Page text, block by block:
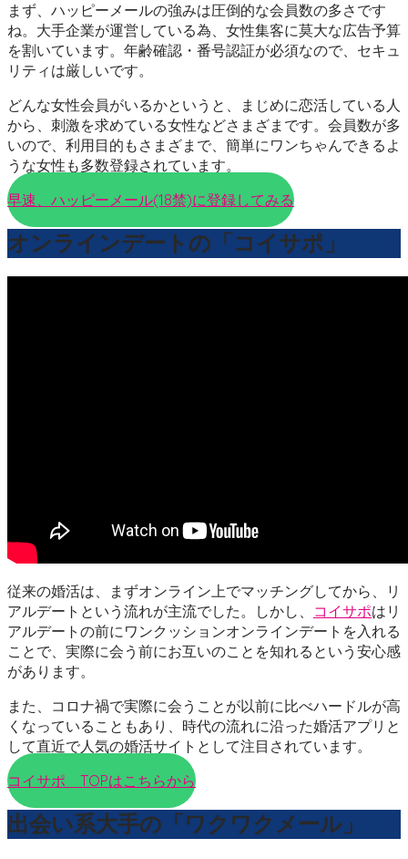
まず、ハッピーメールの強みは圧倒的な会員数の多さです
ね。大手企業が運営している為、女性集客に莫大な広告予算
を割いています。年齢確認・番号認証が必須なので、セキュ
リティは厳しいです。
どんな女性会員がいるかというと、まじめに恋活している人
から、刺激を求めている女性などさまざまです。会員数が多
いので、利用目的もさまざまで、簡単にワンちゃんできるよ
うな女性も多数登録されています。
早速、ハッピーメール(18禁)に登録してみる
オンラインデートの「コイサポ」
従来の婚活は、まずオンライン上でマッチングしてから、リ
アルデートという流れが主流でした。しかし、 コイサポはリ
アルデートの前にワンクッションオンラインデートを入れる
ことで、実際に会う前にお互いのことを知れるという安心感
があります。
また、コロナ禍で実際に会うことが以前に比べハードルが高
くなっていることもあり、時代の流れに沿った婚活アプリと
して直近で人気の婚活サイトとして注目されています。
コイサポ TOPはこちらから
出会い系大手の「ワクワクメール」